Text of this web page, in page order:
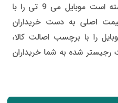
از کشورهای همسایه توانسته است موبایل می 9 تی را با
اصلی به دست خریداران
را با برچسب اصالت کالا،
صورت رجیستر شده به شما خریداران